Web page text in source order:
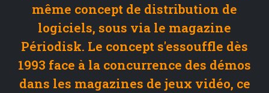
même concept de distribution de
logiciels, sous via le magazine
Périodisk. Le concept s'essouffle dès
1993 face à la concurrence des démos
dans les magazines de jeux vidéo, ce